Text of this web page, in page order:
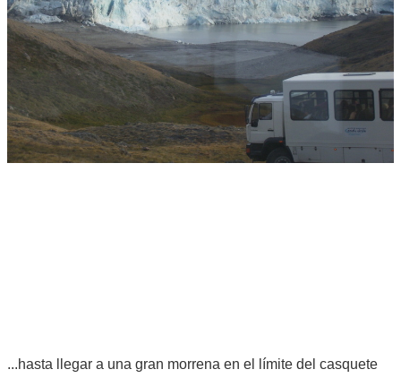
...hasta llegar a una gran morrena en el límite del casquete